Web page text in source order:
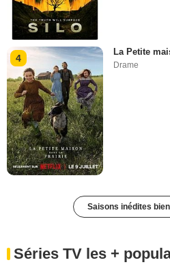
4
La Petite
Drame
Saisons inédites
Séries TV les +